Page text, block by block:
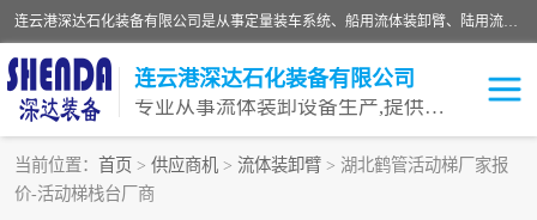
连云港深达石化装备有限公司是从事定量装车系统、船用流体装卸臂、陆用流体装卸臂（鹤管）、活动梯、钢构平台等全系列流体装卸设备的设计、制造、销售以及服务的专业供应商。公司始终以客户为中心，密切跟踪国内外油气储运及装卸设备先进技术的发展，以先进的技术、优质的产品、一流的服务，满足客户需求。
连云港深达石化装备有限公司
专业从事流体装卸设备生产,提供全面解决方案，生产与定制服务
当前位置： 首页 > 供应商机 > 流体装卸臂 > 湖北鹤管活动梯厂家报
价-活动梯栈台厂商
鹤管